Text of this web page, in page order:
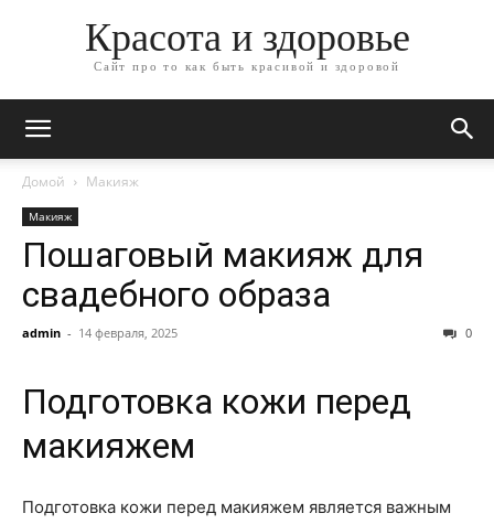
Красота и здоровье
Сайт про то как быть красивой и здоровой
Домой Макияж
Макияж
Пошаговый макияж для
свадебного образа
admin - 14 февраля, 2025 0
Подготовка кожи перед
макияжем
Подготовка кожи перед макияжем является важным